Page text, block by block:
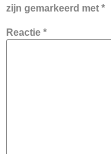
zijn gemarkeerd met *
Reactie *